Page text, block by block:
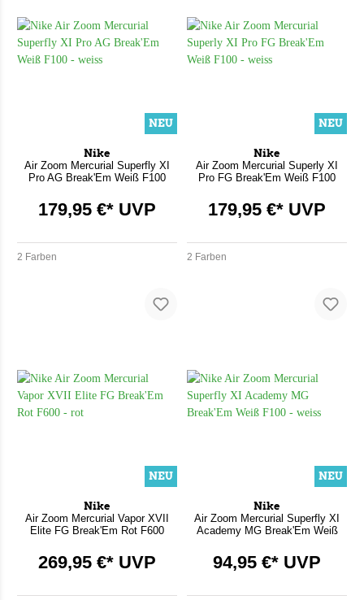
NEU
Nike
Air Zoom Mercurial Superfly XI
Pro AG Break'Em Weiß F100
179,95 €* UVP
2 Farben
NEU
Nike
Air Zoom Mercurial Superly XI
Pro FG Break'Em Weiß F100
179,95 €* UVP
2 Farben
NEU
Nike
Air Zoom Mercurial Vapor XVII
Elite FG Break'Em Rot F600
269,95 €* UVP
NEU
Nike
Air Zoom Mercurial Superfly XI
Academy MG Break'Em Weiß
94,95 €* UVP